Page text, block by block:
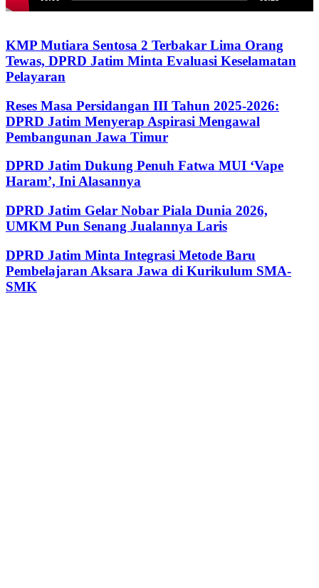
KMP Mutiara Sentosa 2 Terbakar Lima Orang
Tewas, DPRD Jatim Minta Evaluasi Keselamatan
Pelayaran
Reses Masa Persidangan III Tahun 2025-2026:
DPRD Jatim Menyerap Aspirasi Mengawal
Pembangunan Jawa Timur
DPRD Jatim Dukung Penuh Fatwa MUI ‘Vape
Haram’, Ini Alasannya
DPRD Jatim Gelar Nobar Piala Dunia 2026,
UMKM Pun Senang Jualannya Laris
DPRD Jatim Minta Integrasi Metode Baru
Pembelajaran Aksara Jawa di Kurikulum SMA-
SMK